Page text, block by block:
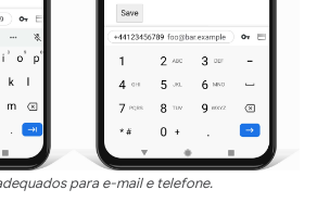
para e-mail e telefone.